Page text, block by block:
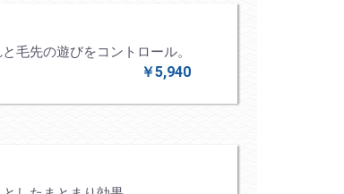
毛先の遊びをコントロール。
￥5,940